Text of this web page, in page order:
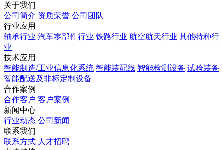
关于我们
公司简介 资质荣誉 公司团队
行业应用
轴承行业 汽车零部件行业 铁路行业 航空航天行业 其他特种行
业
技术应用
智能制造/工业信息化系统 智能装配线 智能检测设备 试验装备
智能配送及非标定制设备
合作案例
合作客户 客户案例
新闻中心
行业动态 公司新闻
联系我们
联系方式 人才招聘